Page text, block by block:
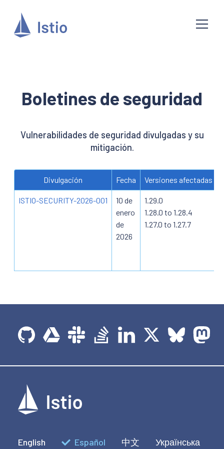
Boletines de seguridad
Vulnerabilidades de seguridad divulgadas y su
mitigación.
Divulgación Fecha Versiones afectadas
ISTIO-SECURITY-2026-001
10 de
enero
de
2026
1.29.0
1.28.0 to 1.28.4
1.27.0 to 1.27.7
English Español 中文 Українська